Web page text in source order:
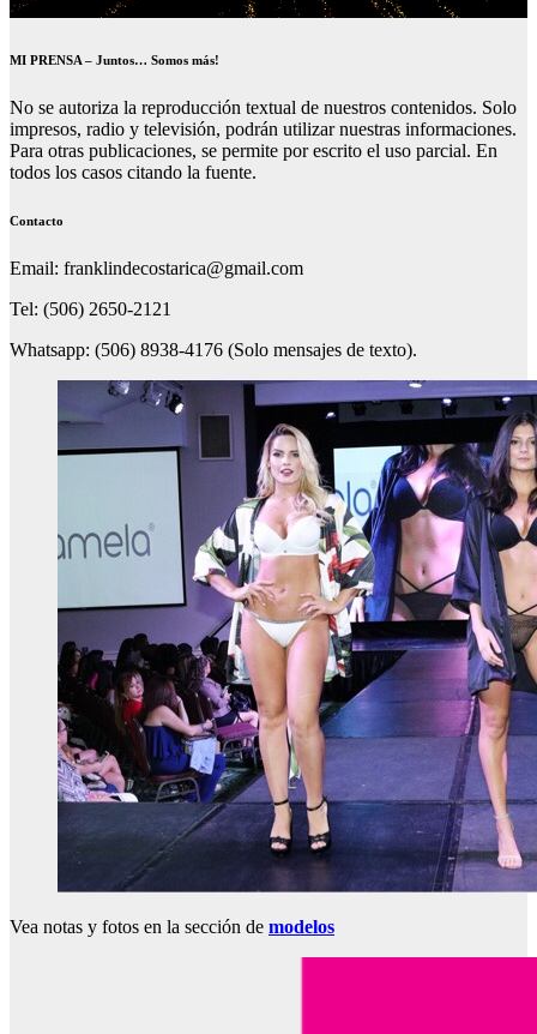
MI PRENSA – Juntos… Somos más!
No se autoriza la reproducción textual de nuestros contenidos. Solo
impresos, radio y televisión, podrán utilizar nuestras informaciones.
Para otras publicaciones, se permite por escrito el uso parcial. En
todos los casos citando la fuente.
Contacto
Email: franklindecostarica@gmail.com
Tel: (506) 2650-2121
Whatsapp: (506) 8938-4176 (Solo mensajes de texto).
Vea notas y fotos en la sección de modelos